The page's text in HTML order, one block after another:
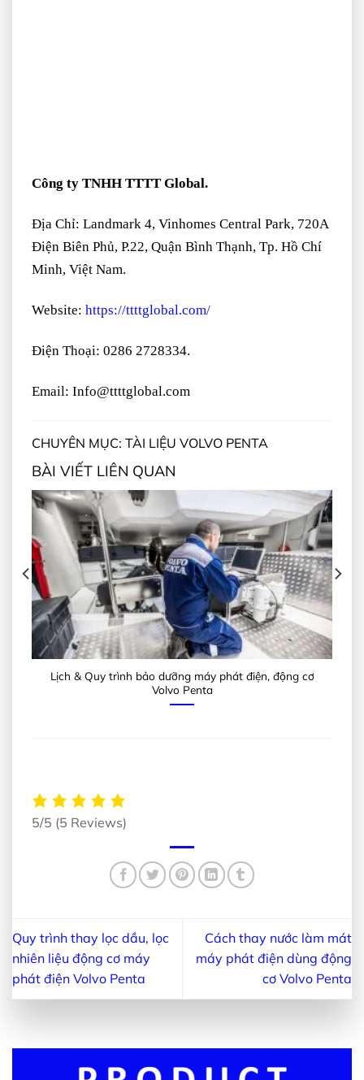
Công ty TNHH TTTT Global.
Địa Chỉ: Landmark 4, Vinhomes Central Park, 720A
Điện Biên Phủ, P.22, Quận Bình Thạnh, Tp. Hồ Chí
Minh, Việt Nam.
Website: https://ttttglobal.com/
Điện Thoại: 0286 2728334.
Email: Info@ttttglobal.com
CHUYÊN MỤC: TÀI LIỆU VOLVO PENTA
BÀI VIẾT LIÊN QUAN
Lịch & Quy trình bảo dưỡng máy phát điện, động cơ
Volvo Penta
5/5 (5 Reviews)
Quy trình thay lọc dầu, lọc
nhiên liệu động cơ máy
phát điện Volvo Penta
Cách thay nước làm mát
máy phát điện dùng động
cơ Volvo Penta